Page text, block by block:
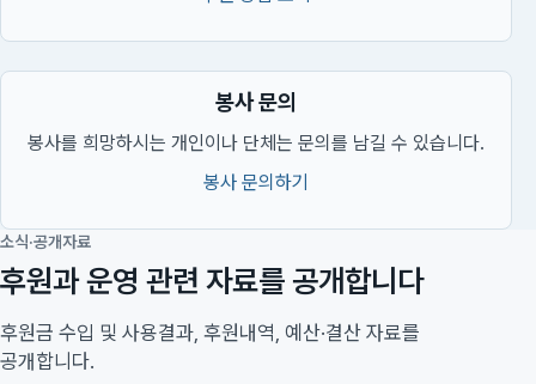
봉사 문의
봉사를 희망하시는 개인이나 단체는 문의를 남길 수 있습니다.
봉사 문의하기
소식·공개자료
후원과 운영 관련 자료를 공개합니다
후원금 수입 및 사용결과, 후원내역, 예산·결산 자료를
공개합니다.